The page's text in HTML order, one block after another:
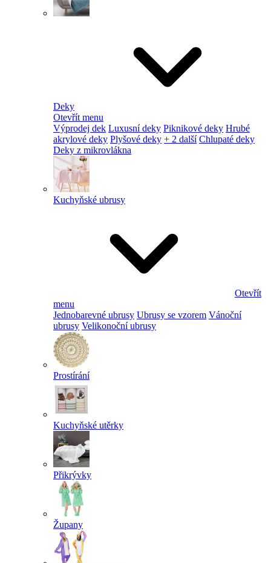
Deky
Otevřít menu
Výprodej dek Luxusní deky Piknikové deky Hrubé
akrylové deky Plyšové deky + 2 další Chlupaté deky
Deky z mikrovlákna
Kuchyňské ubrusy
Otevřít
menu
Jednobarevné ubrusy Ubrusy se vzorem Vánoční
ubrusy Velikonoční ubrusy
Prostírání
Kuchyňské utěrky
Přikrývky
Župany